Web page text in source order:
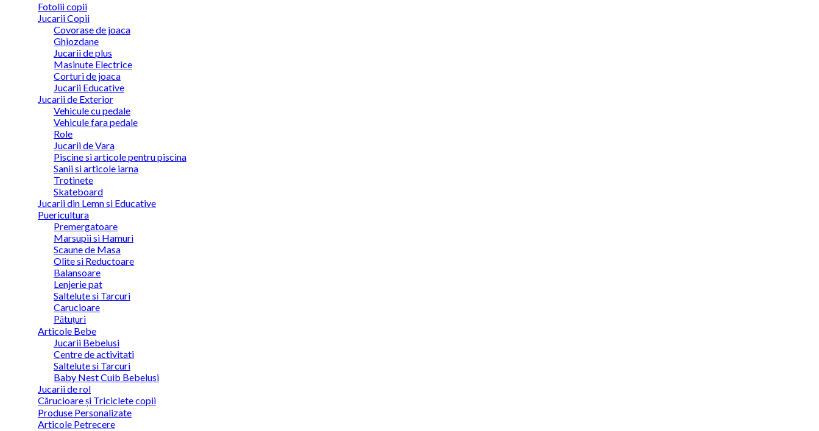
Fotolii copii
Jucarii Copii
Covorase de joaca
Ghiozdane
Jucarii de plus
Masinute Electrice
Corturi de joaca
Jucarii Educative
Jucarii de Exterior
Vehicule cu pedale
Vehicule fara pedale
Role
Jucarii de Vara
Piscine si articole pentru piscina
Sanii si articole iarna
Trotinete
Skateboard
Jucarii din Lemn si Educative
Puericultura
Premergatoare
Marsupii si Hamuri
Scaune de Masa
Olite si Reductoare
Balansoare
Lenjerie pat
Saltelute si Tarcuri
Carucioare
Pătuțuri
Articole Bebe
Jucarii Bebelusi
Centre de activitati
Saltelute si Tarcuri
Baby Nest Cuib Bebelusi
Jucarii de rol
Cărucioare și Triciclete copii
Produse Personalizate
Articole Petrecere